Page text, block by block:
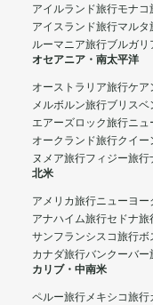
アイルランド旅行モナコ
アイスランド旅行マルタ
ルーマニア旅行ブルガリ
オセアニア・南太平洋
オーストラリア旅行ケア
メルボルン旅行ブリスベ
エアーズロック旅行ニュ
オークランド旅行クイー
ヌメア旅行フィジー旅行
北米
アメリカ旅行ニューヨー
アナハイム旅行セドナ旅
サンフランシスコ旅行ボ
カナダ旅行バンクーバー
カリブ・中南米
ペルー旅行メキシコ旅行